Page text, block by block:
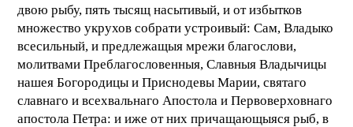
двою рыбу, пять тысящ насытивый, и от избытков
множество укрухов собрати устроивый: Сам, Владыко
всесильный, и предлежащыя мрежи благослови,
молитвами Преблагословенныя, Славныя Владычицы
нашея Богородицы и Приснодевы Марии, святаго
славнаго и всехвальнаго Апостола и Первоверховнаго
апостола Петра: и иже от них причащающыяся рыб, в